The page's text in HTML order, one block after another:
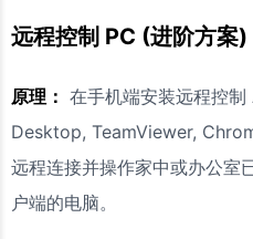
远程控制 PC (进阶方案)
原理： 在手机端安装远程控
Desktop, TeamViewer,
远程连接并操作家中或办公室
户端的电脑。